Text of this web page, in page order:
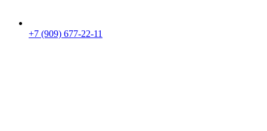
+7 (909) 677-22-11